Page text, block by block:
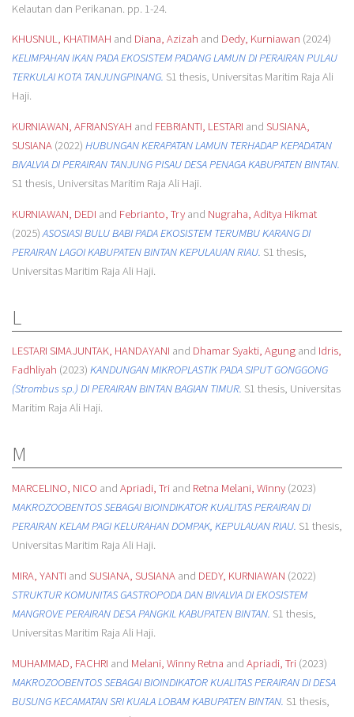
Kelautan dan Perikanan. pp. 1-24.
KHUSNUL, KHATIMAH and Diana, Azizah and Dedy, Kurniawan (2024)
KELIMPAHAN IKAN PADA EKOSISTEM PADANG LAMUN DI PERAIRAN PULAU
TERKULAI KOTA TANJUNGPINANG. S1 thesis, Universitas Maritim Raja Ali
Haji.
KURNIAWAN, AFRIANSYAH and FEBRIANTI, LESTARI and SUSIANA,
SUSIANA(2022) HUBUNGAN KERAPATAN LAMUN TERHADAP KEPADATAN
BIVALVIA DI PERAIRAN TANJUNG PISAU DESA PENAGA KABUPATEN BINTAN.
S1 thesis, Universitas Maritim Raja Ali Haji.
KURNIAWAN, DEDI and Febrianto, Tryand Nugraha, Aditya Hikmat
(2025)ASOSIASI BULU BABI PADA EKOSISTEM TERUMBU KARANG DI
PERAIRAN LAGOI KABUPATEN BINTAN KEPULAUAN RIAU. S1 thesis,
Universitas Maritim Raja Ali Haji.
L
LESTARI SIMAJUNTAK, HANDAYANI and Dhamar Syakti, Agungand Idris,
Fadhliyah (2023) KANDUNGAN MIKROPLASTIK PADA SIPUT GONGGONG
(Strombus sp.) DI PERAIRAN BINTAN BAGIAN TIMUR. S1 thesis, Universitas
Maritim Raja Ali Haji.
M
MARCELINO, NICO and Apriadi, Triand Retna Melani, Winny(2023)
MAKROZOOBENTOS SEBAGAI BIOINDIKATOR KUALITAS PERAIRAN DI
PERAIRAN KELAM PAGI KELURAHAN DOMPAK, KEPULAUAN RIAU. S1 thesis,
Universitas Maritim Raja Ali Haji.
MIRA, YANTI and SUSIANA, SUSIANAand DEDY, KURNIAWAN (2022)
STRUKTUR KOMUNITAS GASTROPODA DAN BIVALVIA DI EKOSISTEM
MANGROVE PERAIRAN DESA PANGKIL KABUPATEN BINTAN. S1 thesis,
Universitas Maritim Raja Ali Haji.
MUHAMMAD, FACHRI and Melani, Winny Retna and Apriadi, Tri(2023)
MAKROZOOBENTOS SEBAGAI BIOINDIKATOR KUALITAS PERAIRAN DI DESA
BUSUNG KECAMATAN SRI KUALA LOBAM KABUPATEN BINTAN. S1 thesis,